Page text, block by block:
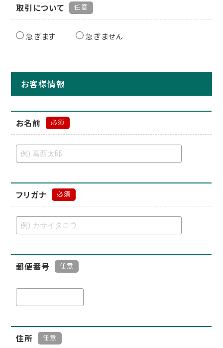
取引について 任意
急ぎます 急ぎません
お客様情報
お名前 必須
フリガナ 必須
郵便番号 任意
住所 任意